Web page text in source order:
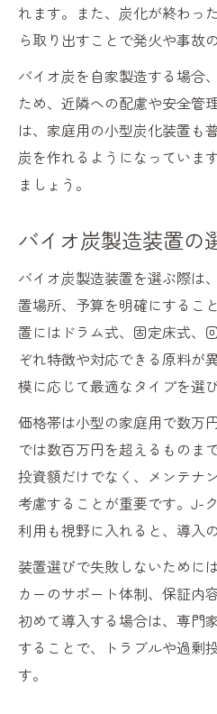
れます。また、炭化が終わっ
ら取り出すことで発火や事故
バイオ炭を自家製造する場合
ため、近隣への配慮や安全管
は、家庭用の小型炭化装置も
炭を作れるようになっていま
ましょう。
バイオ炭製造装置の
バイオ炭製造装置を選ぶ際は
置場所、予算を明確にするこ
置にはドラム式、固定床式、
ぞれ特徴や対応できる原料が
模に応じて最適なタイプを選
価格帯は小型の家庭用で数万
では数百万円を超えるものま
投資額だけでなく、メンテナ
考慮することが重要です。J-
利用も視野に入れると、導入
装置選びで失敗しないために
カーのサポート体制、保証内
初めて導入する場合は、専門
することで、トラブルや過剰
す。